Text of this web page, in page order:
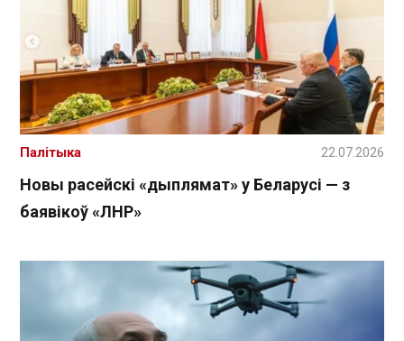
Новы расейскі «дыплямат» у Беларусі — з
баявікоў «ЛНР»
Палітыка 22.07.2026